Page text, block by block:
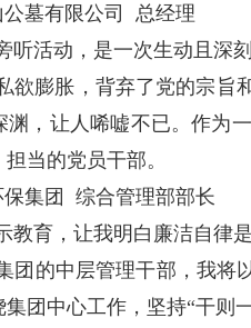
公墓有限公司 总经理
听活动，是一次生动且深
欲膨胀，背弃了党的宗旨
，让人唏嘘不已。作为
当的党员干部。
集团 综合管理部部长
教育，让我明白廉洁自律
团的中层管理干部，我将
团中心工作，坚持“干则